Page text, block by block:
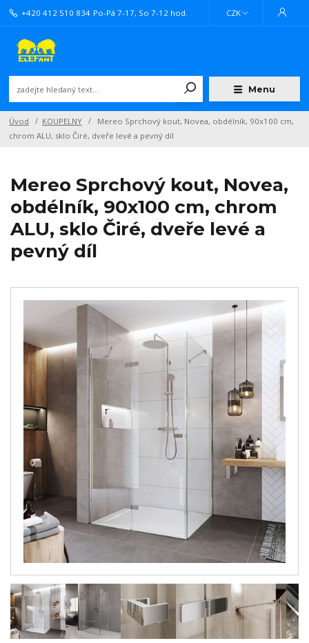
Menu
CZK
+420 412 510 834 Po-Pá 7-17, So 7-12 hod.
Úvod KOUPELNY
Mereo Sprchový kout, Novea, obdélník, 90x100 cm,
chrom ALU, sklo Čiré, dveře levé a pevný díl
Mereo Sprchový kout, Novea,
obdélník, 90x100 cm, chrom
ALU, sklo Čiré, dveře levé a
pevný díl